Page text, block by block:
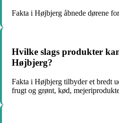
Fakta i Højbjerg åbnede dørene
Hvilke slags produkter
Højbjerg?
Fakta i Højbjerg tilbyder et bredt
frugt og grønt, kød,